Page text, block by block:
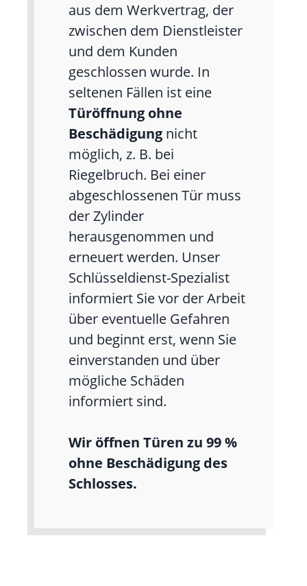
aus dem Werkvertrag, der
zwischen dem Dienstleister
und dem Kunden
geschlossen wurde. In
seltenen Fällen ist eine
Türöffnung ohne
Beschädigung nicht
möglich, z. B. bei
Riegelbruch. Bei einer
abgeschlossenen Tür muss
der Zylinder
herausgenommen und
erneuert werden. Unser
Schlüsseldienst-Spezialist
informiert Sie vor der Arbeit
über eventuelle Gefahren
und beginnt erst, wenn Sie
einverstanden und über
mögliche Schäden
informiert sind.
Wir öffnen Türen zu 99 %
ohne Beschädigung des
Schlosses.